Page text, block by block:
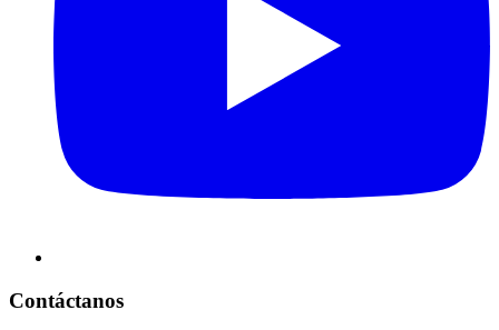
Contáctanos